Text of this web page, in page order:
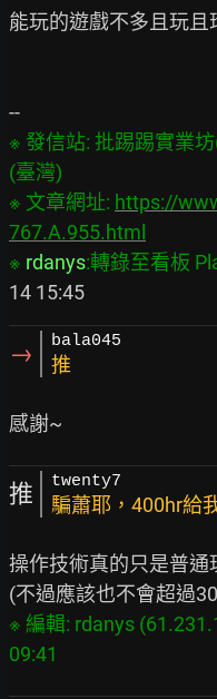
能玩的遊戲不多且玩且
※ 發信站: 批踢踢實業
(臺灣)
※ 文章網址: https://
767.A.955.html
※ rdanys:轉錄至看板
→ bala045
推
推 twenty7
騙蕭耶，400hr給
操作技術真的只是普通
※ 編輯: rdanys